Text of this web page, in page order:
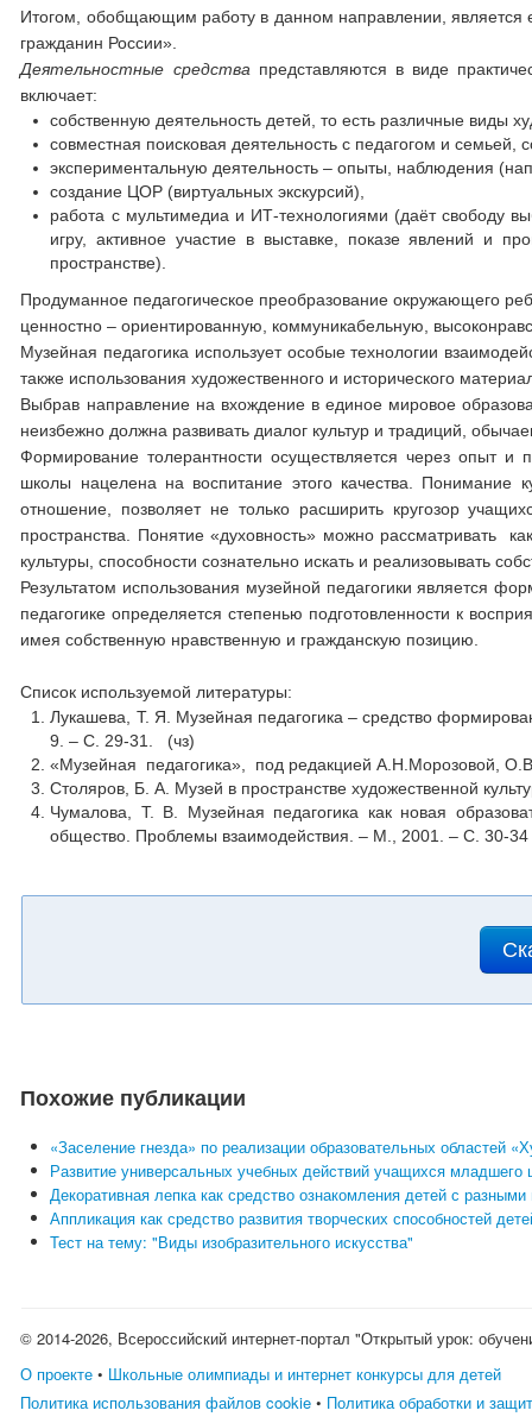
Итогом, обобщающим работу в данном направлении, является
гражданин России».
Деятельностные средства представляются в виде
включает:
собственную деятельность детей, то есть различные виды
совместная поисковая деятельность с педагогом и семьей,
экспериментальную деятельность – опыты, наблюдения
создание ЦОР (виртуальных экскурсий),
работа с мультимедиа и ИТ-технологиями (даёт свободу
игру, активное участие в выставке, показе явлений и
пространстве).
Продуманное педагогическое преобразование окружающего
ценностно – ориентированную, коммуникабельную,
Музейная педагогика использует особые технологии
также использования художественного и исторического
Выбрав направление на вхождение в единое мировое
неизбежно должна развивать диалог культур и традиций,
Формирование толерантности осуществляется через опыт
школы нацелена на воспитание этого качества.
отношение, позволяет не только расширить кругозор
пространства. Понятие «духовность» можно рассматривать
культуры, способности сознательно искать и реализовывать
Результатом использования музейной педагогики является
педагогике определяется степенью подготовленности к
имея собственную нравственную и гражданскую позицию.
Список используемой литературы:
Лукашева, Т. Я. Музейная педагогика – средство
9. – С. 29-31. (чз)
«Музейная педагогика», под редакцией А.Н.Морозовой,
Столяров, Б. А. Музей в пространстве художественной
Чумалова, Т. В. Музейная педагогика как новая
общество. Проблемы взаимодействия. – М., 2001. – С. 30-34
Похожие публикации
«Заселение гнезда» по реализации образовательных областей
Развитие универсальных учебных действий учащихся младшего
Декоративная лепка как средство ознакомления детей с
Аппликация как средство развития творческих способностей
Тест на тему: "Виды изобразительного искусства"
© 2014-2026, Всероссийский интернет-портал "Открытый урок:
О проекте • Школьные олимпиады и интернет конкурсы для детей
Политика использования файлов cookie • Политика обработки и